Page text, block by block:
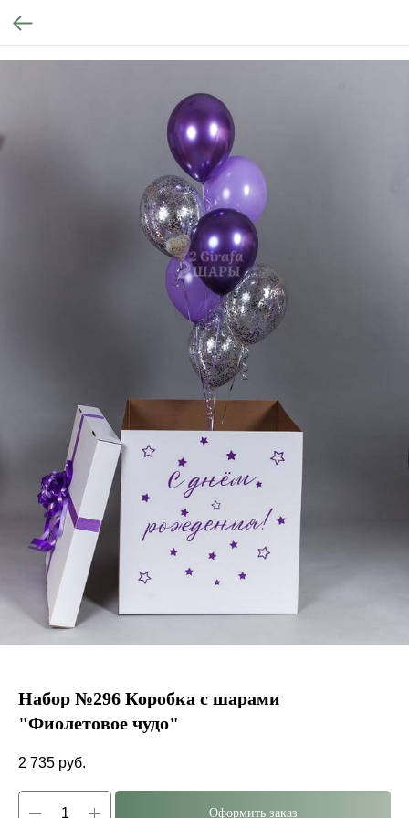
Набор №296 Коробка с шарами
"Фиолетовое чудо"
2 735 руб.
Оформить заказ